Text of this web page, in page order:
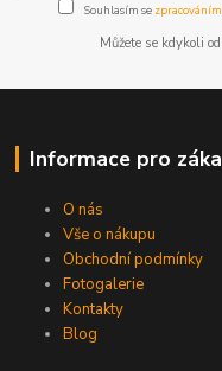
Souhlasím se
Můžete se kdykoli
Informace pro
O nás
Vše o nákupu
Obchodní podmínky
Fotogalerie
Kontakty
Blog